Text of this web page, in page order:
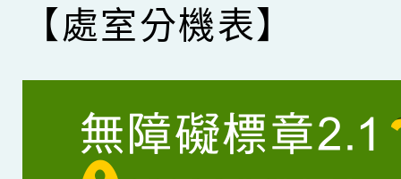
【處室分機表】